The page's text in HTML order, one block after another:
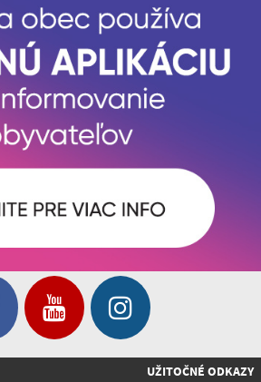
UŽITOČNÉ ODKAZY